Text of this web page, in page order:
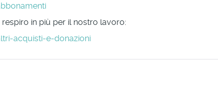
in più per il nostro lavoro:
acquisti-e-donazioni